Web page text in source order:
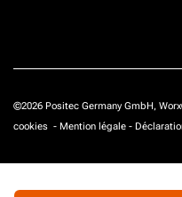
©2026 Positec Germany GmbH,
cookies - Mention légale -